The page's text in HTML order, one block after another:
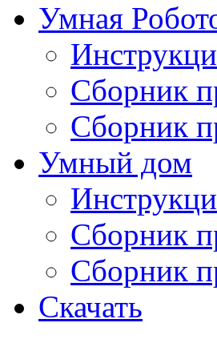
Умная
Сборник
Сборник
Умный дом
Сборник
Сборник
Скачать